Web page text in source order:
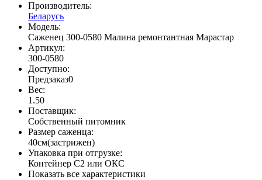
Производитель:
Беларусь
Модель:
Саженец 300-0580 Малина ремонтантная Марастар
Артикул:
300-0580
Доступно:
Предзаказ0
Вес:
1.50
Поставщик:
Собственный питомник
Размер саженца:
40см(застрижен)
Упаковка при отгрузке:
Контейнер С2 или ОКС
Показать все характеристики